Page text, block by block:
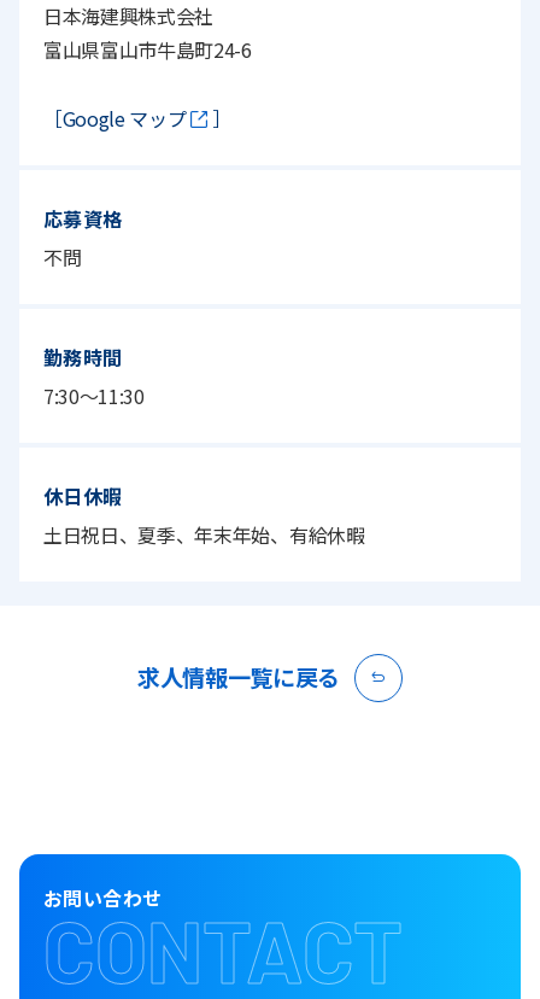
日本海建興株式会社
富山県富山市牛島町24-6
［Google マップ ］
応募資格
不問
勤務時間
7:30〜11:30
休日休暇
土日祝日、夏季、年末年始、有給休暇
求人情報一覧に戻る
お問い合わせ
CONTACT